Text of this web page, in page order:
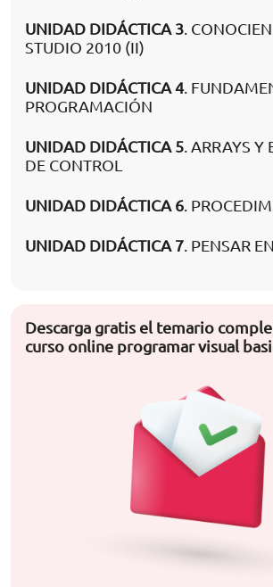
UNIDAD DIDÁCTICA 3.
STUDIO 2010 (II)
UNIDAD DIDÁCTICA 4.
PROGRAMACIÓN
UNIDAD DIDÁCTICA 5. ARRAYS Y
DE CONTROL
UNIDAD DIDÁCTICA 6.
UNIDAD DIDÁCTICA 7. PENSAR
Descarga gratis el temario
curso online programar visual